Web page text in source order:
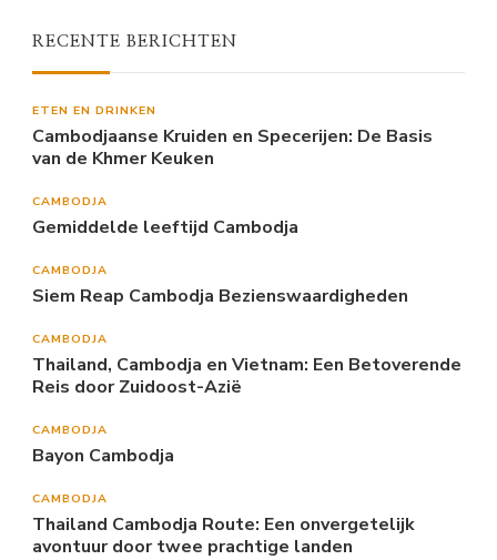
RECENTE BERICHTEN
ETEN EN DRINKEN
Cambodjaanse Kruiden en Specerijen: De Basis
van de Khmer Keuken
CAMBODJA
Gemiddelde leeftijd Cambodja
CAMBODJA
Siem Reap Cambodja Bezienswaardigheden
CAMBODJA
Thailand, Cambodja en Vietnam: Een Betoverende
Reis door Zuidoost-Azië
CAMBODJA
Bayon Cambodja
CAMBODJA
Thailand Cambodja Route: Een onvergetelijk
avontuur door twee prachtige landen